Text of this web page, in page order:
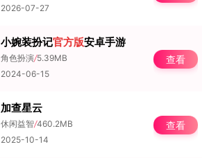
2026-07-27
小婉装扮记官方版安卓手游
角色扮演/5.39MB
2024-06-15
查看
加查星云
休闲益智/460.2MB
2025-10-14
查看